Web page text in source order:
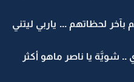
لحظاتهم ... ياربي ليتني
يا ناصر ماهو أكثر